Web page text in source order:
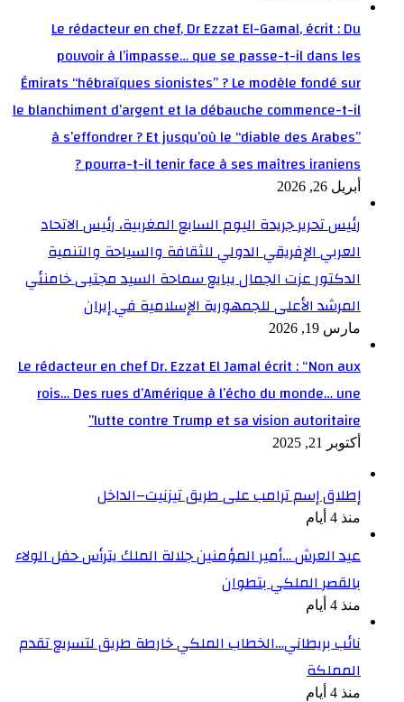
Le rédacteur en chef, Dr Ezzat El-Gamal, écrit : Du
pouvoir à l’impasse… que se passe-t-il dans les
Émirats “hébraïques sionistes” ? Le modèle fondé sur
le blanchiment d’argent et la débauche commence-t-il
à s’effondrer ? Et jusqu’où le “diable des Arabes”
pourra-t-il tenir face à ses maîtres iraniens ?
أبريل 26, 2026
رئيس تحرير جريدة اليوم السابع المغربية، رئيس الاتحاد
العربي الإفريقي الدولي للثقافة والسياحة والتنمية
الدكتور عزت الجمال يبايع سماحة السيد مجتبى خامنئي
المرشد الأعلى للجمهورية الإسلامية في إيران
مارس 19, 2026
Le rédacteur en chef Dr. Ezzat El Jamal écrit : “Non aux
rois… Des rues d’Amérique à l’écho du monde… une
lutte contre Trump et sa vision autoritaire”
أكتوبر 21, 2025
إطلاق إسم ترامب على طريق تيزنيت–الداخل
منذ 4 أيام
عيد العرش …أمير المؤمنين جلالة الملك يترأس حفل الولاء
بالقصر الملكي بتطوان
منذ 4 أيام
نائب بريطاني…الخطاب الملكي خارطة طريق لتسريع تقدم
المملكة
منذ 4 أيام